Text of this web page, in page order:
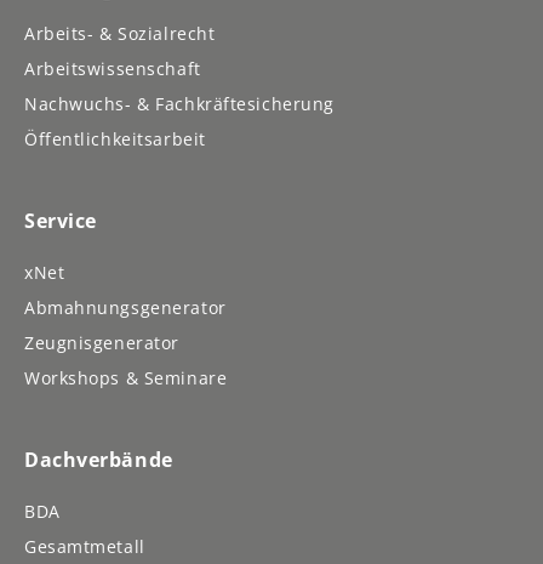
Arbeits- & Sozialrecht
Arbeitswissenschaft
Nachwuchs- & Fachkräftesicherung
Öffentlichkeitsarbeit
Service
xNet
Abmahnungsgenerator
Zeugnisgenerator
Workshops & Seminare
Dachverbände
BDA
Gesamtmetall